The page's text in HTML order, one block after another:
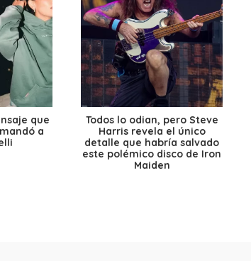
que
a
Todos lo odian, pero Steve
Harris revela el único
detalle que habría salvado
este polémico disco de Iron
Maiden